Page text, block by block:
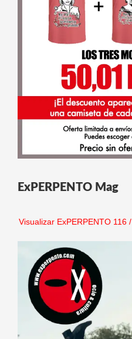
ExPERPENTO Mag
Visualizar ExPERPENTO 116/